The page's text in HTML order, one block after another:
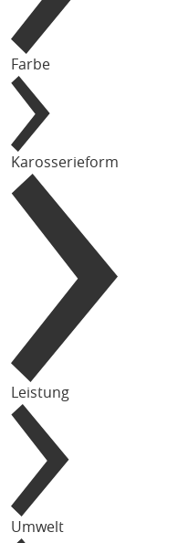
Farbe
Karosserieform
Leistung
Umwelt